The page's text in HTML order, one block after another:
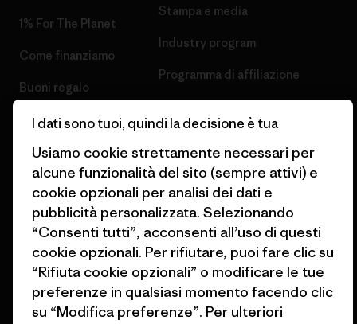
1% For The Planet
Come finanziamo
Buoni regalo
Trova un negozio
Stampa e media
Industry program
Programma di affiliazione
© 2026 Patagonia, Inc. All Rights Reserved.
italiano
I dati sono tuoi, quindi la decisione è tua
Usiamo cookie strettamente necessari per
alcune funzionalità del sito (sempre attivi) e
cookie opzionali per analisi dei dati e
pubblicità personalizzata. Selezionando
“Consenti tutti”, acconsenti all’uso di questi
cookie opzionali. Per rifiutare, puoi fare clic su
“Rifiuta cookie opzionali” o modificare le tue
preferenze in qualsiasi momento facendo clic
su “Modifica preferenze”. Per ulteriori